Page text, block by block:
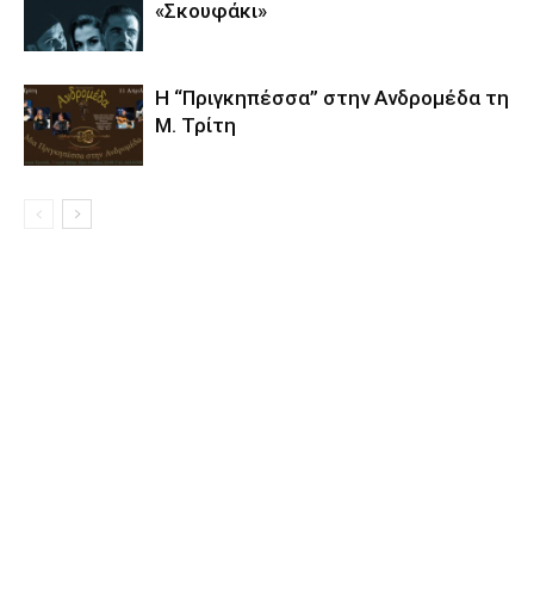
«Σκουφάκι»
Η “Πριγκηπέσσα” στην Ανδρομέδα τη
Μ. Τρίτη